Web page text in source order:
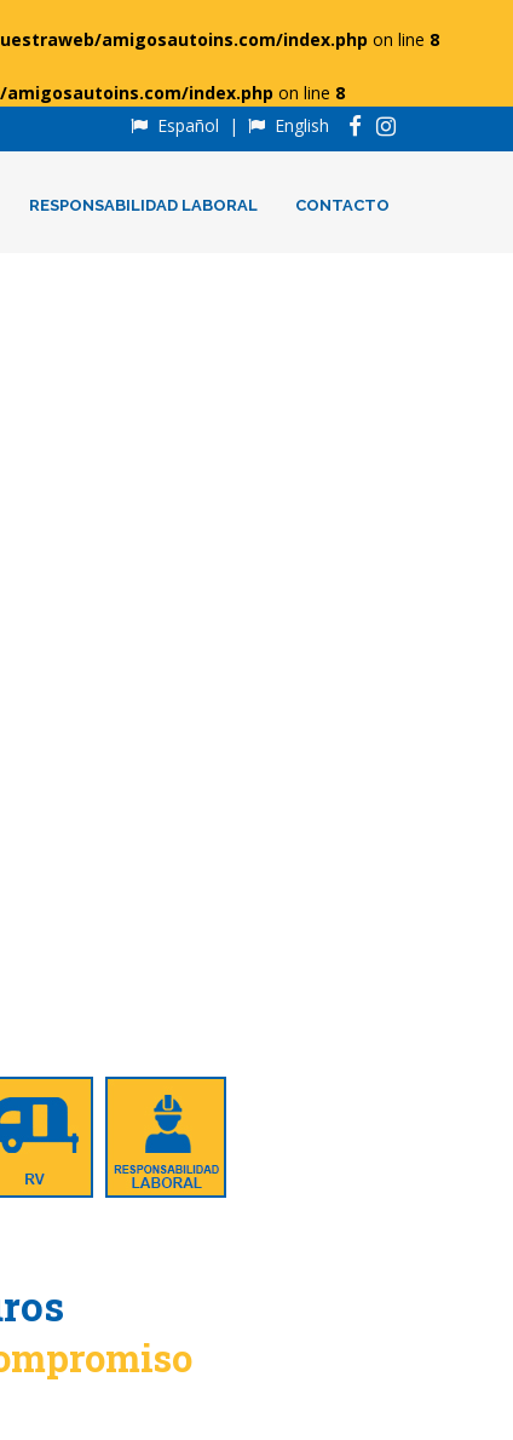
amigosautoins.com/index.php on line 8
index.php on line 8
Español | English
RESPONSABILIDAD LABORAL CONTACTO